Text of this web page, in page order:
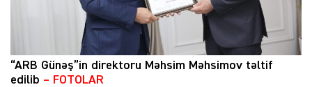
“ARB Günəş”in direktoru Məhsim Məhsimov təltif
edilib – FOTOLAR